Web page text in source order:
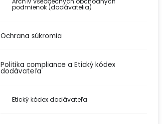
podmienok (dodávatelia)
Ochrana súkromia
Politika compliance a Etický kódex
dodávateľa
Etický kódex dodávateľa